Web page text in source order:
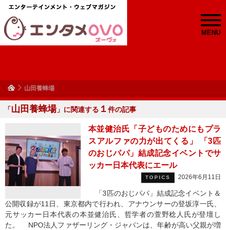
MENU
山田養蜂場
「山田養蜂場」に関連する １ 件の記事
本並健治氏「子どものためにもプラ
スアルファの力が出てくる」 「3匹
のおじパパ」結成記念イベントでサ
ッカー日本代表にエール
TOPICS 2026年6月11日
「3匹のおじパパ」結成記念イベント＆
公開収録が11日、東京都内で行われ、アナウンサーの登坂淳一氏、
元サッカー日本代表の本並健治氏、哲学者の萱野稔人氏が登壇し
た。 NPO法人ファザーリング・ジャパンは、年齢が高い父親が増